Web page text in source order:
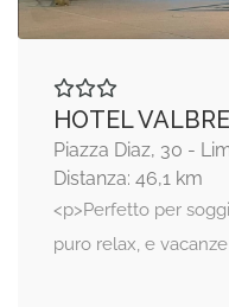
HOTEL
Piazza Diaz, 30 -
Distanza: 46,1 km
<p>Perfetto per
puro relax, e vacanze